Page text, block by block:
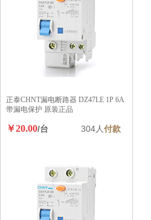
正泰CHNT漏电断路器 DZ47LE 1P 6A
带漏电保护 原装正品
￥20.00/台 304人付款